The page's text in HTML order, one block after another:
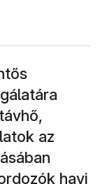
az
havi